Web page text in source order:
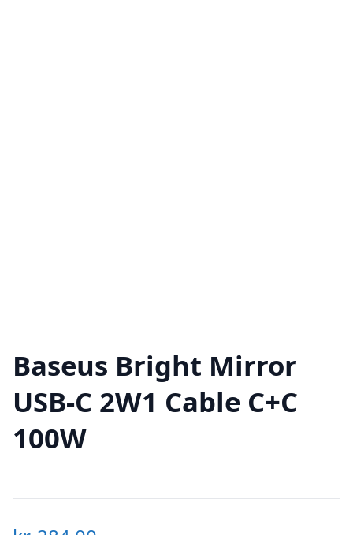
Baseus Bright Mirror
USB-C 2W1 Cable C+C
100W